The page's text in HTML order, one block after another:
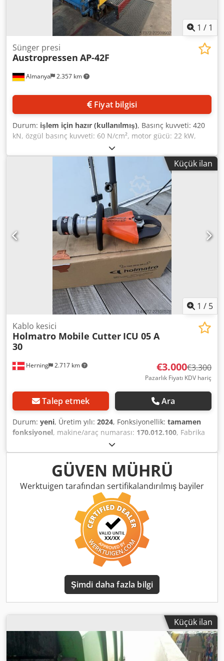
1 / 1
Almanya 2.357 km
Sünger presi
Austropressen AP-42F
Fiyat bilgisi
Durum: işlem için hazır (kullanılmış), Basınç kuvveti: 420
kN, özgül basınç kuvveti: 60 N/cm², motor gücü: 22 kW,
maks. teorik kapasite: 2000 kg/saat, doldurma yüksekliği:
950 mm, balya ölçüleri: 1000x720x1200 mm, maks. balya
ağırlığı: 600 kg, genişlik: 2000 mm, yükseklik: 2150 mm.
Yerinde inceleme imkanı mevcuttur. Dedpfx Abozk
Küçük ilan
1 / 5
Herning 2.717 km
Kablo kesici
Holmatro Mobile Cutter ICU 05 A
30
€3.000€3.300
Pazarlık Fiyatı KDV hariç
Talep etmek Ara
Durum: yeni, Üretim yılı: 2024, Fonksiyonellik: tamamen
fonksiyonel, makine/araç numarası: 170.012.100, Fabrika
çıkışlı yeni Holmatro hidrolik makas. Otomobil hurdacılar
için, katalizör kesimi vb. işlemler için mükemmeldir. Makas
2024 modeldir ve hiç kullanılmamıştır. Komple servis kiti
dahildir. Dcjdpfx Abezcyrwsfsk
GÜVEN MÜHRÜ
Werktuigen tarafından sertifikalandırılmış bayiler
Şimdi daha fazla bilgi
Küçük ilan